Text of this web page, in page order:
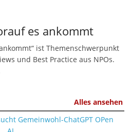
es ankommt
ist Themenschwerpunkt
und Best Practice aus NPOs.
Alles ansehen